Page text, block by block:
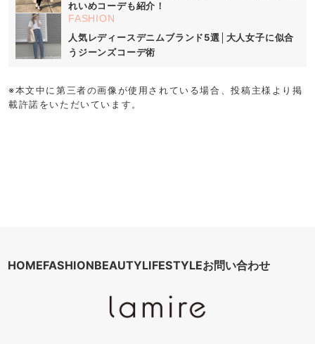
れいめコーデも紹介！
FASHION
人気レディースデニムブランド5選│大人女子に似合
うジーンズコーデ術
※本文中に第三者の画像が使用されている場合、投稿主様より掲
載許諾をいただいています。
HOMEFASHIONBEAUTYLIFESTYLEお問い合わせ